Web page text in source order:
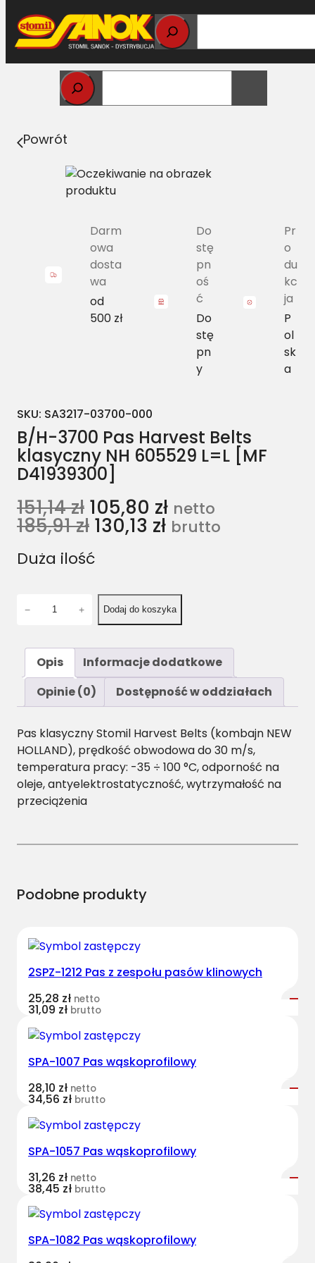
Przejdź
do
treści
Strona główna>
klasyczny NH 605529 L=L [MF D41939300]
Powrót
Darm
owa
dosta
wa
od
500 zł
Do
stę
pn
oś
ć
Do
stę
pn
y
Pr
o
du
kc
ja
P
ol
sk
a
SKU: SA3217-03700-000
B/H-3700 Pas Harvest Belts
klasyczny NH 605529 L=L [MF
D41939300]
151,14zł 105,80 zł netto
185,91zł 130,13 zł brutto
Duża ilość
/
-
3
7
0
0
a
− + Dodaj do koszyka
Opis
Informacje dodatkowe
Opinie (0)
Dostępność w oddziałach
Pas klasyczny Stomil Harvest Belts (kombajn NEW
HOLLAND), prędkość obwodowa do 30 m/s,
temperatura pracy: -35 ÷ 100 °C, odporność na
oleje, antyelektrostatyczność, wytrzymałość na
przeciążenia
Podobne produkty
2SPZ-1212 Pas z zespołu pasów klinowych
25,28 zł netto
31,09 zł brutto
SPA-1007 Pas wąskoprofilowy
28,10 zł netto
34,56 zł brutto
SPA-1057 Pas wąskoprofilowy
31,26 zł netto
38,45 zł brutto
SPA-1082 Pas wąskoprofilowy